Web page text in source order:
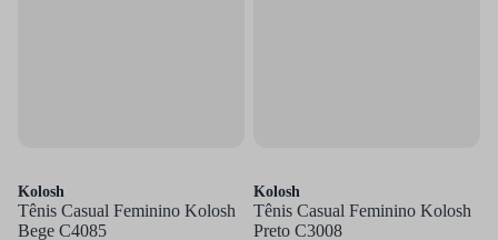
Kolosh
Tênis Casual Feminino Kolosh
Bege C4085
Kolosh
Tênis Casual Feminino Kolosh
Preto C3008